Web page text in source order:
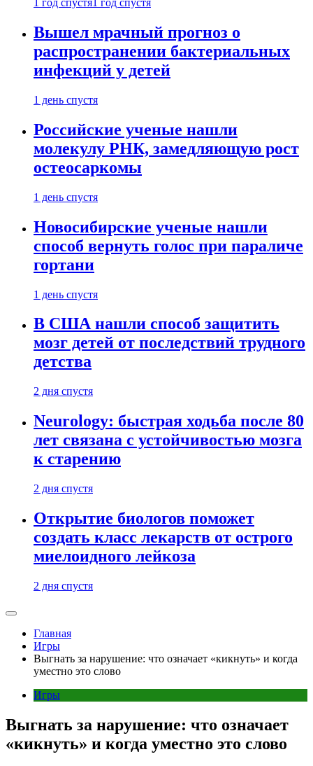
1 год спустя 1 год спустя
Вышел мрачный прогноз о
распространении бактериальных
инфекций у детей
1 день спустя
Российские ученые нашли
молекулу РНК, замедляющую рост
остеосаркомы
1 день спустя
Новосибирские ученые нашли
способ вернуть голос при параличе
гортани
1 день спустя
В США нашли способ защитить
мозг детей от последствий трудного
детства
2 дня спустя
Neurology: быстрая ходьба после 80
лет связана с устойчивостью мозга
к старению
2 дня спустя
Открытие биологов поможет
создать класс лекарств от острого
миелоидного лейкоза
2 дня спустя
Главная
Игры
Выгнать за нарушение: что означает «кикнуть» и когда
уместно это слово
Игры
Выгнать за нарушение: что означает
«кикнуть» и когда уместно это слово